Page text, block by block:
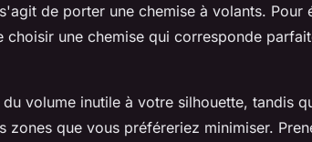
de porter une chemise à volants. Pour
une chemise qui corresponde
volume inutile à votre silhouette, tandis
que vous préféreriez minimiser.